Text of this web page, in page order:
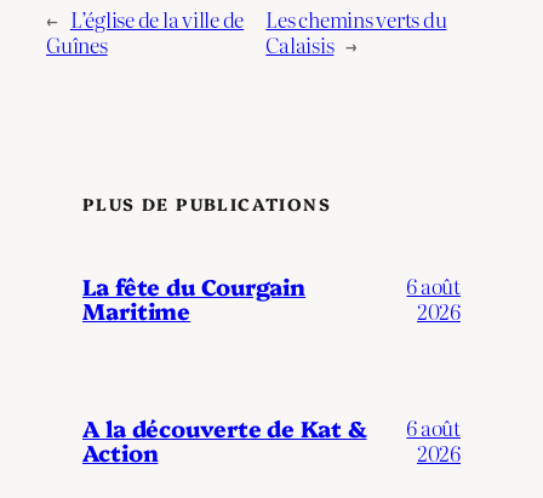
← L’église de la ville de
Guînes
Les chemins verts du
Calaisis →
PLUS DE PUBLICATIONS
La fête du Courgain
Maritime
6 août
2026
A la découverte de Kat &
Action
6 août
2026